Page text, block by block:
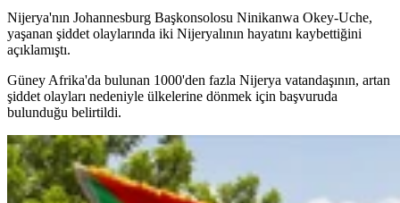
Nijerya'nın Johannesburg Başkonsolosu Ninikanwa Okey-Uche,
yaşanan şiddet olaylarında iki Nijeryalının hayatını kaybettiğini
açıklamıştı.
Güney Afrika'da bulunan 1000'den fazla Nijerya vatandaşının, artan
şiddet olayları nedeniyle ülkelerine dönmek için başvuruda
bulunduğu belirtildi.